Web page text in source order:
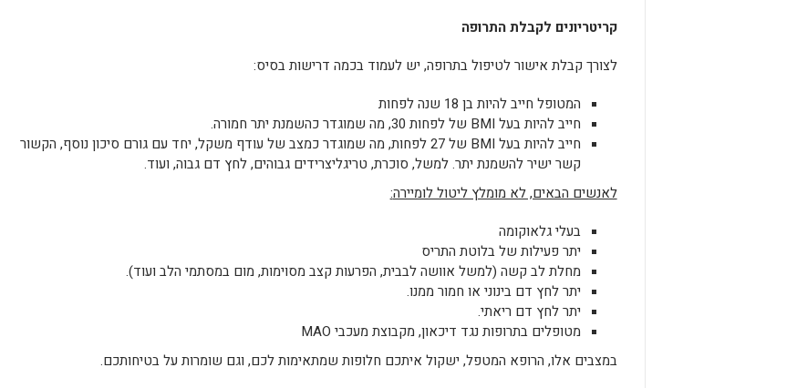
קריטריונים לקבלת התרופה
לצורך קבלת אישור לטיפול בתרופה, יש לעמוד בכמה דרישות בסיס:
המטופל חייב להיות בן 18 שנה לפחות
חייב להיות בעל BMI של לפחות 30, מה שמוגדר כהשמנת יתר חמורה.
חייב להיות בעל BMI של 27 לפחות, מה שמוגדר כמצב של עודף משקל, יחד עם גורם סיכון נוסף, הקשור
קשר ישיר להשמנת יתר. למשל, סוכרת, טריגליצרידים גבוהים, לחץ דם גבוה, ועוד.
לאנשים הבאים, לא מומלץ ליטול לומיירה:
בעלי גלאוקומה
יתר פעילות של בלוטת התריס
מחלת לב קשה (למשל אוושה לבבית, הפרעות קצב מסוימות, מום במסתמי הלב ועוד).
יתר לחץ דם בינוני או חמור ממנו.
יתר לחץ דם ריאתי.
מטופלים בתרופות נגד דיכאון, מקבוצת מעכבי MAO
במצבים אלו, הרופא המטפל, ישקול איתכם חלופות שמתאימות לכם, וגם שומרות על בטיחותכם.